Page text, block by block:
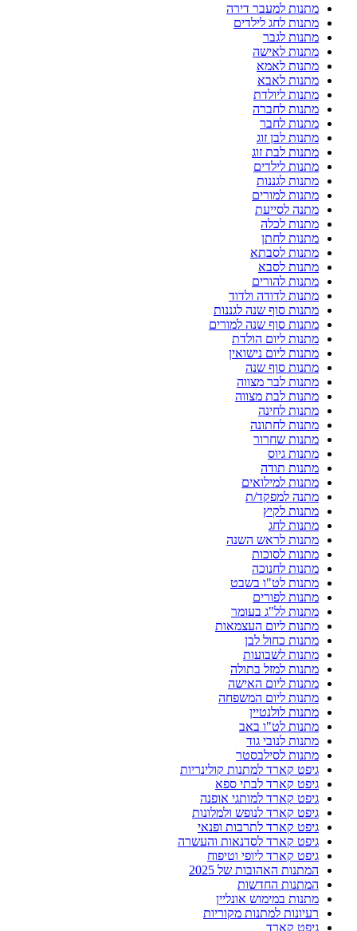
מתנות למעבר דירה
מתנות לחג לילדים
מתנות לגבר
מתנות לאישה
מתנות לאמא
מתנות לאבא
מתנות ליולדת
מתנות לחברה
מתנות לחבר
מתנות לבן זוג
מתנות לבת זוג
מתנות לילדים
מתנות לגננות
מתנות למורים
מתנה לסייעת
מתנות לכלה
מתנות לחתן
מתנות לסבתא
מתנות לסבא
מתנות להורים
מתנות לדודה ולדוד
מתנות סוף שנה לגננות
מתנות סוף שנה למורים
מתנות ליום הולדת
מתנות ליום נישואין
מתנות סוף שנה
מתנות לבר מצווה
מתנות לבת מצווה
מתנות לחינה
מתנות לחתונה
מתנות שחרור
מתנות גיוס
מתנות תודה
מתנות למילואים
מתנה למפקד/ת
מתנות לקיץ
מתנות לחג
מתנות לראש השנה
מתנות לסוכות
מתנות לחנוכה
מתנות לט"ו בשבט
מתנות לפורים
מתנות לל"ג בעומר
מתנות ליום העצמאות
מתנות כחול לבן
מתנות לשבועות
מתנות למזל בתולה
מתנות ליום האישה
מתנות ליום המשפחה
מתנות לולנטיין
מתנות לט"ו באב
מתנות לנובי גוד
מתנות לסילבסטר
גיפט קארד למתנות קולינריות
גיפט קארד לבתי ספא
גיפט קארד למותגי אופנה
גיפט קארד לנופש ולמלונות
גיפט קארד לתרבות ופנאי
גיפט קארד לסדנאות והעשרה
גיפט קארד ליופי וטיפוח
המתנות האהובות של 2025
המתנות החדשות
מתנות במימוש אונליין
רעיונות למתנות מקוריות
גיפט קארד